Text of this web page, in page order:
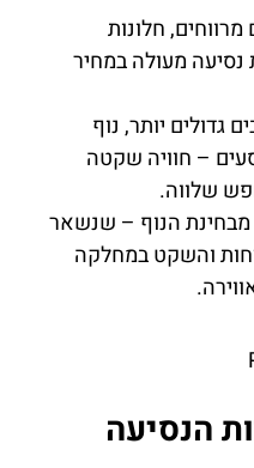
חלונות
נסיעה מעולה במחיר
גדולים יותר, נוף
– חוויה שקטה
שלווה.
הנוף – שנשאר
והשקט במחלקה
הנסיעה